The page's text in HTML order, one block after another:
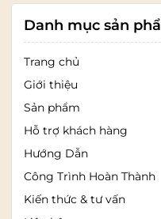
Danh mục sản
Trang chủ
Giới thiệu
Sản phẩm
Hỗ trợ khách hàng
Hướng Dẫn
Công Trình Hoàn Thành
Kiến thức & tư vấn